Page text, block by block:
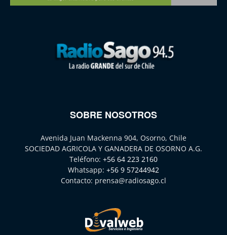
SOBRE NOSOTROS
Avenida Juan Mackenna 904, Osorno, Chile
SOCIEDAD AGRICOLA Y GANADERA DE OSORNO A.G.
Teléfono: +56 64 223 2160
Whatsapp: +56 9 57244942
Contacto: prensa@radiosago.cl